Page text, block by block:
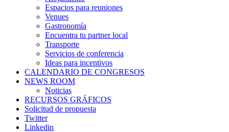
Espacios para reuniones
Venues
Gastronomía
Encuentra tu partner local
Transporte
Servicios de conferencia
Ideas para incentivos
CALENDARIO DE CONGRESOS
NEWS ROOM
Noticias
RECURSOS GRÁFICOS
Solicitud de propuesta
Twitter
Linkedin